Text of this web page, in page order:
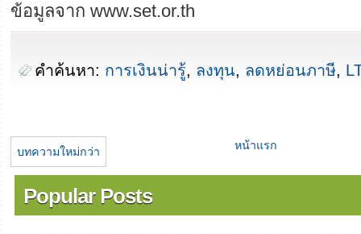
ข้อมูลจาก www.set.or.th
คำค้นหา: การเงินน่ารู้, ลงทุน, ลดหย่อนภาษี,
บทความใหม่กว่า หน้าแรก
Popular Posts